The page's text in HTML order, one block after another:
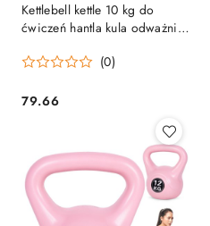
Kettlebell kettle 10 kg do
ćwiczeń hantla kula odważnik
różowy ModernHome
(0)
Cena:
79.66